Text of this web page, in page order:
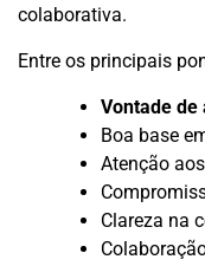
colaborativa.
Entre os principais
Vontade
Boa base
Atenção
Clareza na